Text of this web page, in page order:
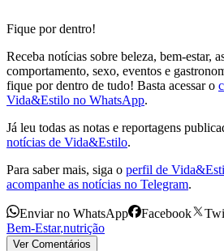
Fique por dentro!
Receba notícias sobre beleza, bem-estar,
comportamento, sexo, eventos e
fique por dentro de tudo! Basta acessar o
Vida&Estilo no WhatsApp.
Já leu todas as notas e reportagens
notícias de Vida&Estilo.
Para saber mais, siga o perfil de
acompanhe as notícias no Telegram.
Enviar no WhatsApp Facebook
Bem-Estar,nutrição
Ver Comentários